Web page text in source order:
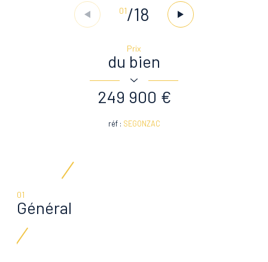
01/18
Prix
du bien
249 900 €
réf : SEGONZAC
01
Général